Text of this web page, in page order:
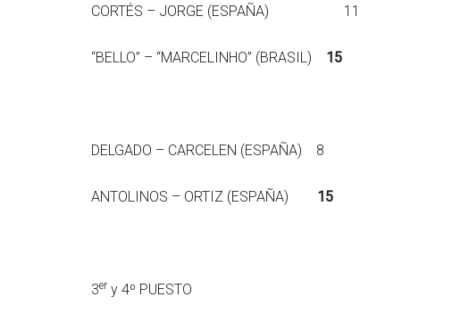
CORTÉS – JORGE (ESPAÑA) 11
“BELLO” – “MARCELINHO” (BRASIL) 15
DELGADO – CARCELEN (ESPAÑA) 8
ANTOLINOS – ORTIZ (ESPAÑA) 15
3er y 4º PUESTO